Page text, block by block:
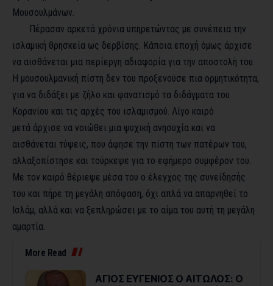
Μουσουλμάνων.
Πέρασαν αρκετά χρόνια υπηρετώντας με συνέπεια την
ισλαμική θρησκεία ως δερβίσης. Κάποια εποχή όμως άρχισε
να αισθάνεται μια περίεργη αδιαφορία για την αποστολή του.
Η μουσουλμανική πίστη δεν του προξενούσε πια ορμητικότητα,
για να διδάξει με ζήλο και φανατισμό τα διδάγματα του
Κορανίου και τις αρχές του ισλαμισμού. Λίγο καιρό
μετά άρχισε να νοιώθει μια ψυχική ανησυχία και να
αισθάνεται τύψεις, που άφησε την πίστη των πατέρων του,
αλλαξοπίστησε και τούρκεψε για το εφήμερο συμφέρον του.
Με τον καιρό θέριεψε μέσα του ο έλεγχος της συνείδησής
του και πήρε τη μεγάλη απόφαση, όχι απλά να απαρνηθεί το
Ισλάμ, αλλά και να ξεπληρώσει με το αίμα του αυτή τη μεγάλη
αμαρτία.
More Read
ΑΓΙΟΣ ΕΥΓΕΝΙΟΣ Ο ΑΙΤΩΛΟΣ: Ο